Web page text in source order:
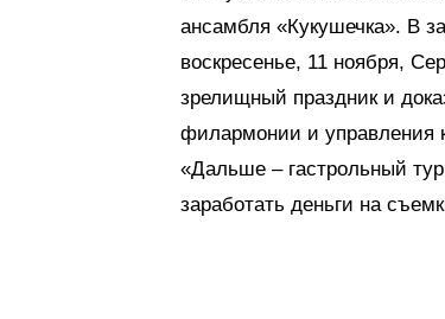
ансамбля «Кукушечка». В
воскресенье, 11 ноября,
зрелищный праздник и
филармонии и управления
«Дальше – гастрольный
заработать деньги на